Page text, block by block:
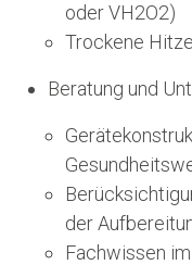
oder VH2O2)
Trockene Hitze
Beratung und
der
Fachwissen